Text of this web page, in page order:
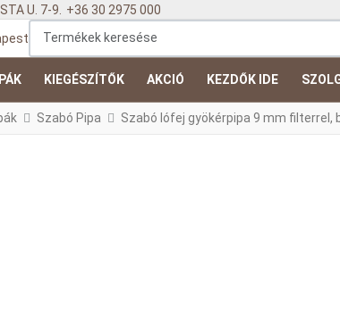
U. 7-9.
+36 30 2975 000
KIEGÉSZÍTŐK AKCIÓ KEZDŐK IDE
Szabó Pipa Szabó lófej gyökérpipa 9 mm filterrel,